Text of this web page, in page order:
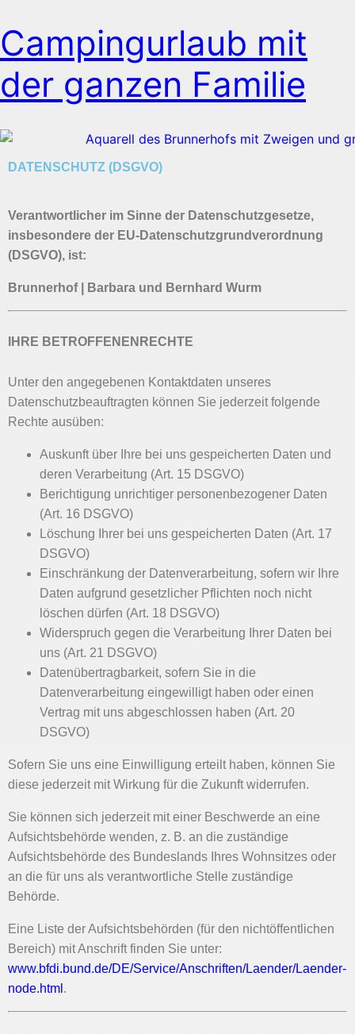
Campingurlaub mit
der ganzen Familie
DATENSCHUTZ (DSGVO)
Verantwortlicher im Sinne der Datenschutzgesetze,
insbesondere der EU-Datenschutzgrundverordnung
(DSGVO), ist:
Brunnerhof | Barbara und Bernhard Wurm
IHRE BETROFFENENRECHTE
Unter den angegebenen Kontaktdaten unseres
Datenschutzbeauftragten können Sie jederzeit folgende
Rechte ausüben:
Auskunft über Ihre bei uns gespeicherten Daten und
deren Verarbeitung (Art. 15 DSGVO)
Berichtigung unrichtiger personenbezogener Daten
(Art. 16 DSGVO)
Löschung Ihrer bei uns gespeicherten Daten (Art. 17
DSGVO)
Einschränkung der Datenverarbeitung, sofern wir Ihre
Daten aufgrund gesetzlicher Pflichten noch nicht
löschen dürfen (Art. 18 DSGVO)
Widerspruch gegen die Verarbeitung Ihrer Daten bei
uns (Art. 21 DSGVO)
Datenübertragbarkeit, sofern Sie in die
Datenverarbeitung eingewilligt haben oder einen
Vertrag mit uns abgeschlossen haben (Art. 20
DSGVO)
Sofern Sie uns eine Einwilligung erteilt haben, können Sie
diese jederzeit mit Wirkung für die Zukunft widerrufen.
Sie können sich jederzeit mit einer Beschwerde an eine
Aufsichtsbehörde wenden, z. B. an die zuständige
Aufsichtsbehörde des Bundeslands Ihres Wohnsitzes oder
an die für uns als verantwortliche Stelle zuständige
Behörde.
Eine Liste der Aufsichtsbehörden (für den nichtöffentlichen
Bereich) mit Anschrift finden Sie unter:
www.bfdi.bund.de/DE/Service/Anschriften/Laender/Laender-
node.html .